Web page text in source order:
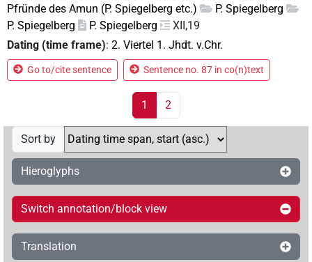
Pfründe des Amun (P. Spiegelberg etc.)
P. Spiegelberg
P. Spiegelberg
P. Spiegelberg
XII,19
Dating (time frame): 2. Viertel 1. Jhdt. v.Chr.
Go to/cite sentence Sentence no. 87 in co(n)text
1 2
Sort by
Hieroglyphs
Switch annotation/block view
Translation